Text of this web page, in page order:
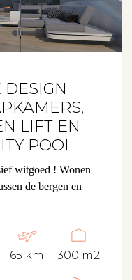
DESIGN
LIFT EN
POOL
witgoed ! Wonen
de bergen en
65 km 300 m2